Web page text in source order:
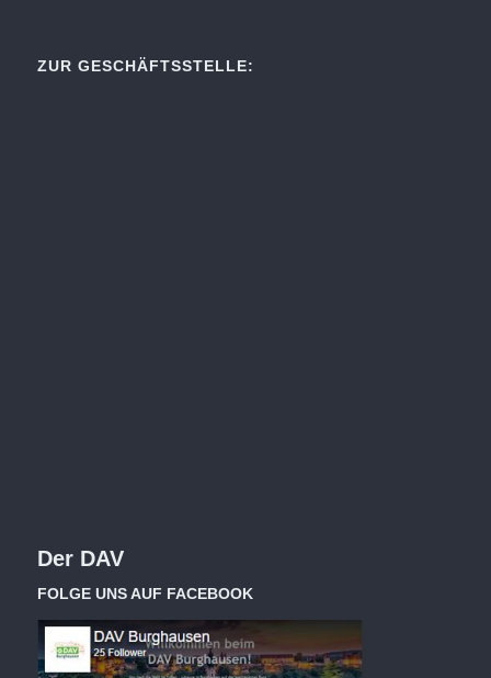
ZUR GESCHÄFTSSTELLE:
Der DAV
FOLGE UNS AUF FACEBOOK